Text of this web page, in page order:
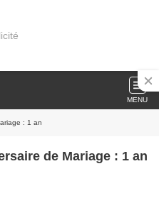
MENU
: 1 an
de Mariage : 1 an